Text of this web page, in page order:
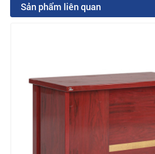
Sản phẩm liên quan